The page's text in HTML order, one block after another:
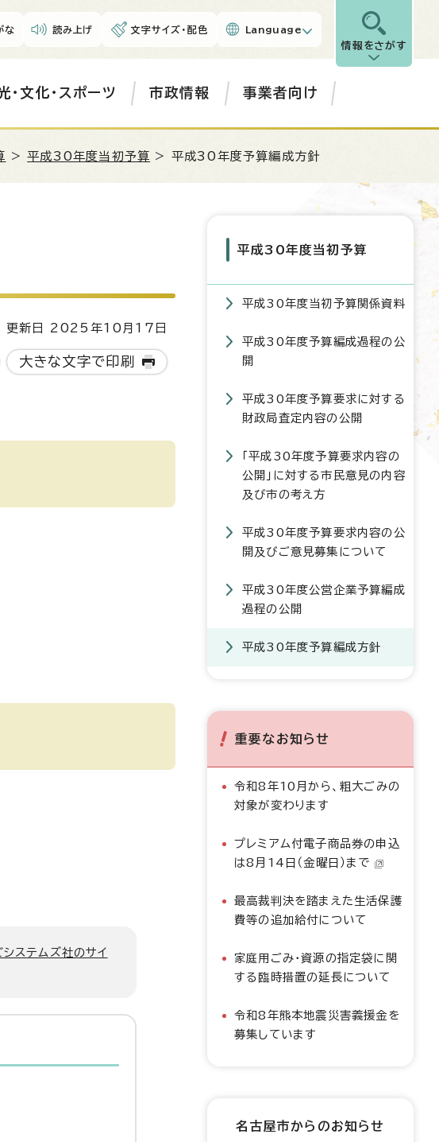
な 読み上げ 文字サイズ・配色 Language
情報をさがす
・文化・スポーツ 市政情報 事業者向け
>平成30年度当初予算 > 平成30年度予算編成方針
新日 2025年10月17日
大きな文字で印刷
システムズ社のサイ
平成30年度当初予算
平成30年度当初予算関係資料
平成30年度予算編成過程の公
開
平成30年度予算要求に対する
財政局査定内容の公開
「平成30年度予算要求内容の
公開」に対する市民意見の内容
及び市の考え方
平成30年度予算要求内容の公
開及びご意見募集について
平成30年度公営企業予算編成
過程の公開
平成30年度予算編成方針
重要なお知らせ
令和8年10月から、粗大ごみの
対象が変わります
プレミアム付電子商品券の申込
は8月14日（金曜日）まで
最高裁判決を踏まえた生活保護
費等の追加給付について
家庭用ごみ・資源の指定袋に関
する臨時措置の延長について
令和8年熊本地震災害義援金を
募集しています
名古屋市からのお知らせ